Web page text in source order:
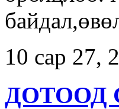
10 сар 27,
ДОТООД